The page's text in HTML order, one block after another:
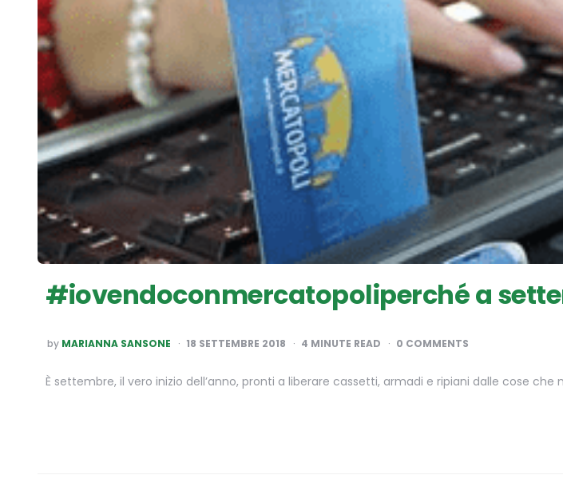
#iovendoconmercatopoliperché a
POSTED
BY
by MARIANNA SANSONE 18 SETTEMBRE 2018 4 MINUTE READ 0 COMMENTS
È settembre, il vero inizio dell’anno, pronti a liberare cassetti, armadi e ripiani dalle cose